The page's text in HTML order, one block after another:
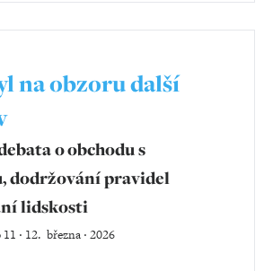
na obzoru další
o obchodu s
dodržování pravidel
lidskosti
‧ 12. března ‧ 2026